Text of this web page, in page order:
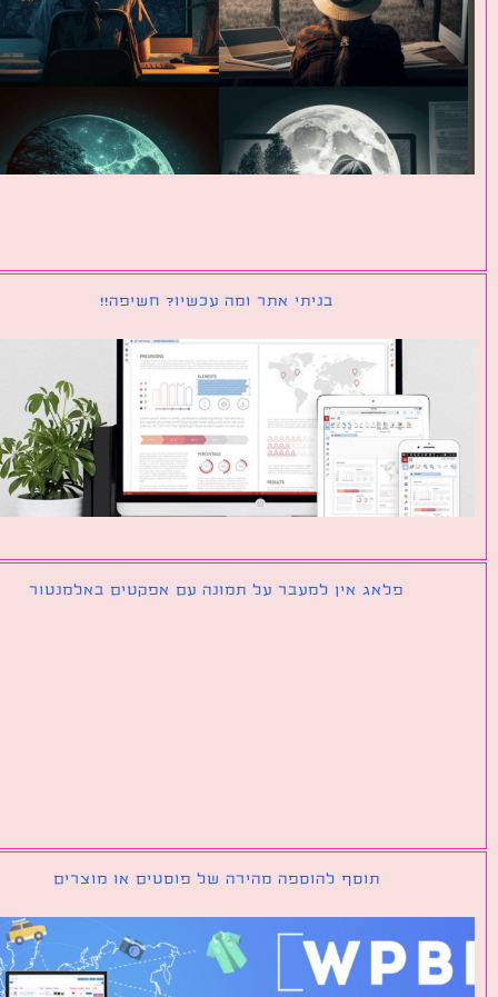
בניתי אתר ומה עכשיו? חשיפה!!
פלאג אין למעבר על תמונה עם אפקטים באלמנטור
תוסף להוספה מהירה של פוסטים או מוצרים